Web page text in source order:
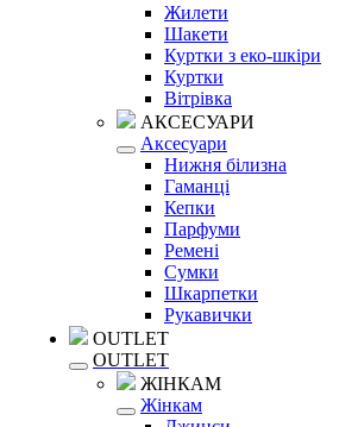
Жилети
Шакети
Куртки з еко-шкіри
Куртки
Вітрівка
АКСЕСУАРИ
Аксесуари
Нижня білизна
Гаманці
Кепки
Парфуми
Ремені
Сумки
Шкарпетки
Рукавички
OUTLET
OUTLET
ЖІНКАМ
Жінкам